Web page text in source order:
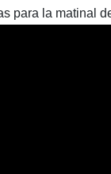
para la matinal